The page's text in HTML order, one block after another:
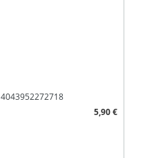
4043952272718
5,90 €